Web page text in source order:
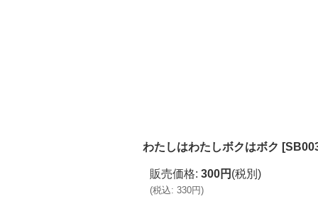
わたしはわたしボクはボク [
販売価格: 300円 (税別)
(税込: 330円)